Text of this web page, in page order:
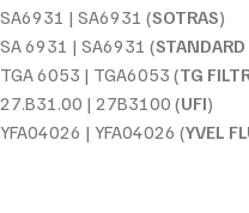
SA6931 | SA6931 (SOTRAS)
SA 6931 | SA6931 (STANDARD
TGA 6053 | TGA6053 (TG
27.B31.00 | 27B3100 (UFI)
YFA04026 | YFA04026 (YVEL